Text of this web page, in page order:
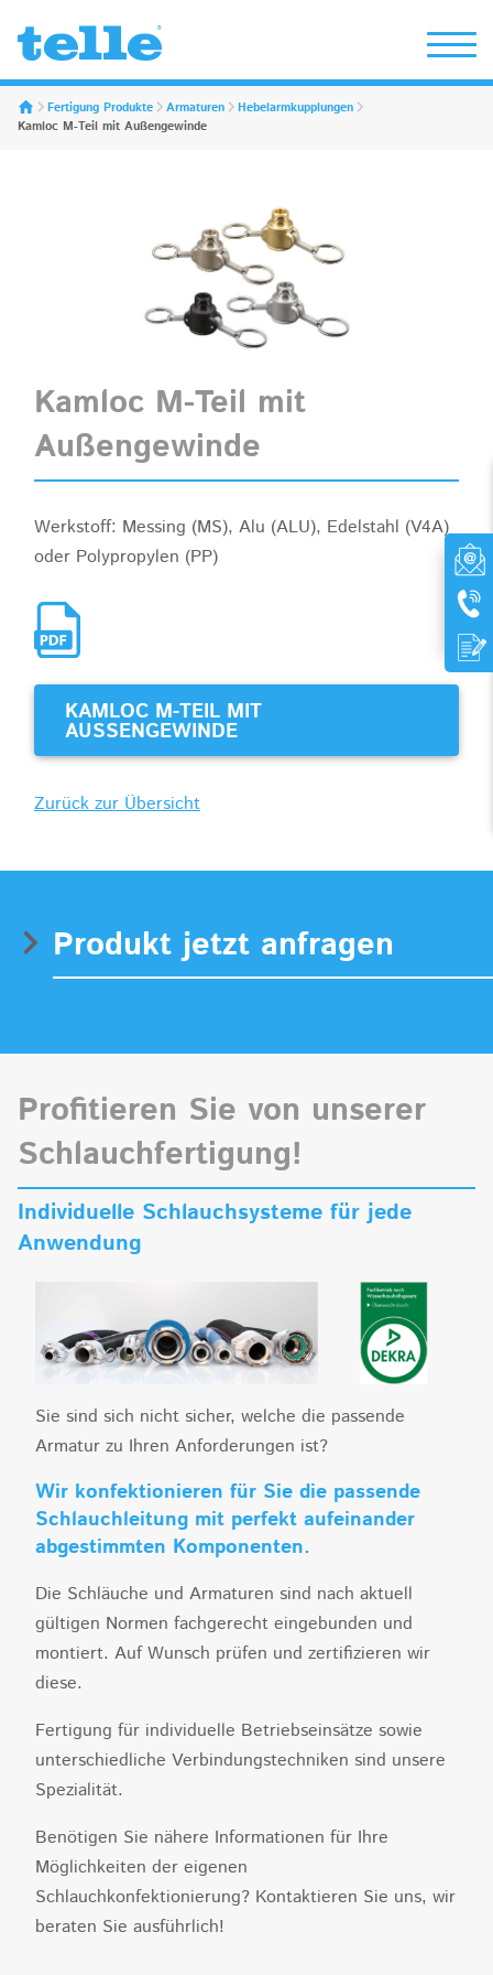
Erwin Telle GmbH
Fertigung Produkte Armaturen
Hebelarmkupplungen
Kamloc M-Teil mit Außengewinde
Kamloc M-Teil mit
Außengewinde
Werkstoff: Messing (MS), Alu (ALU), Edelstahl (V4A)
oder Polypropylen (PP)
KAMLOC M-TEIL MIT
AUSSENGEWINDE
Zurück zur Übersicht
Produkt jetzt anfragen
Profitieren Sie von unserer
Schlauchfertigung!
Individuelle Schlauchsysteme für jede
Anwendung
Sie sind sich nicht sicher, welche die passende
Armatur zu Ihren Anforderungen ist?
Wir konfektionieren für Sie die passende
Schlauchleitung mit perfekt aufeinander
abgestimmten Komponenten.
Die Schläuche und Armaturen sind nach aktuell
gültigen Normen fachgerecht eingebunden und
montiert. Auf Wunsch prüfen und zertifizieren wir
diese.
Fertigung für individuelle Betriebseinsätze sowie
unterschiedliche Verbindungstechniken sind unsere
Spezialität.
Benötigen Sie nähere Informationen für Ihre
Möglichkeiten der eigenen
Schlauchkonfektionierung? Kontaktieren Sie uns, wir
beraten Sie ausführlich!